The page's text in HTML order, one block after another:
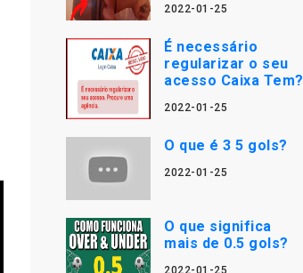
2022-01-25
É necessário
regularizar o seu
acesso Caixa Tem?
2022-01-25
O que é 3 5 gols?
2022-01-25
O que significa
mais de 0.5 gols?